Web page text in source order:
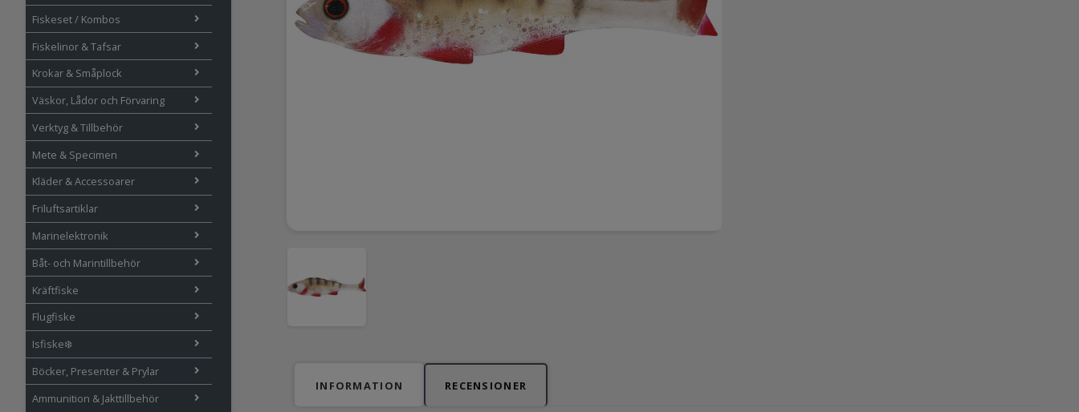
Fiskeset / Kombos
Fiskelinor & Tafsar
Krokar & Småplock
Väskor, Lådor och Förvaring
Verktyg & Tillbehör
Mete & Specimen
Kläder & Accessoarer
Friluftsartiklar
Marinelektronik
Båt- och Marintillbehör
Kräftfiske
Flugfiske
Isfiske❄️
Böcker, Presenter & Prylar
Ammunition & Jakttillbehör
INFORMATION RECENSIONER